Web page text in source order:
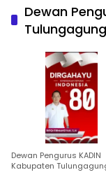
Dewan
Tulungagung
Dewan Pengurus KADIN
Kabupaten